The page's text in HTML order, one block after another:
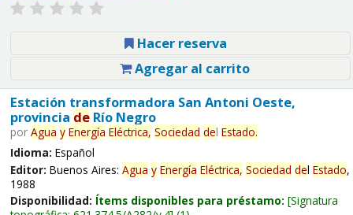
Hacer reserva
Agregar al carrito
Estación transformadora San Antoni Oeste,
provincia deRío Negro
por Agua y Energía Eléctrica, Sociedad del Estado.
Idioma: Español
Editor: Buenos Aires: Agua y Energía Eléctrica, Sociedad del Estado,
1988
Disponibilidad: Ítems disponibles para préstamo: Signatura